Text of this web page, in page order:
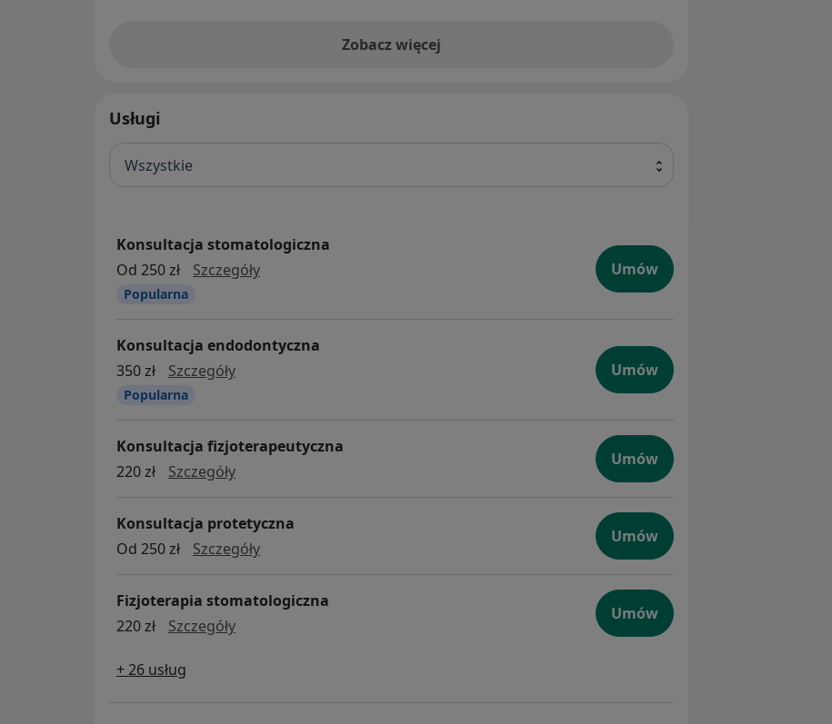
Zobacz więcej
Usługi
Wszystkie
Konsultacja stomatologiczna
Od 250 zł
SzczegółyKonsultacja stomatologiczna
Popularna
Umów
Konsultacja endodontyczna
350 zł
Szczegółykonsultacja endodontyczna
Popularna
Umów
Konsultacja fizjoterapeutyczna
220 zł
Szczegółykonsultacja fizjoterapeutyczna
Umów
Konsultacja protetyczna
Od 250 zł
Szczegółykonsultacja protetyczna
Umów
Fizjoterapia stomatologiczna
220 zł
Szczegółyfizjoterapia stomatologiczna
Umów
+ 26 usług